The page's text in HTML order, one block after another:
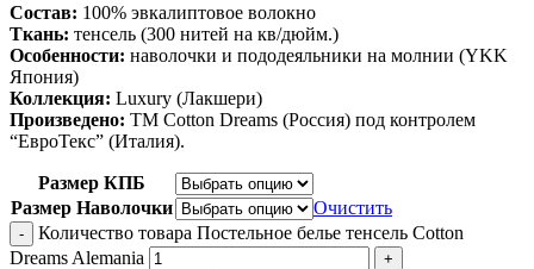
Состав: 100% эвкалиптовое волокно
Ткань: тенсель (300 нитей на кв/дюйм.)
Особенности: наволочки и пододеяльники на молнии (YKK
Япония)
Коллекция: Luxury (Лакшери)
Произведено: ТМ Cotton Dreams (Россия) под контролем
“ЕвроТекс” (Италия).
Размер КПБ
Размер Наволочки
Очистить
Количество товара Постельное белье тенсель Cotton
Dreams Alemania